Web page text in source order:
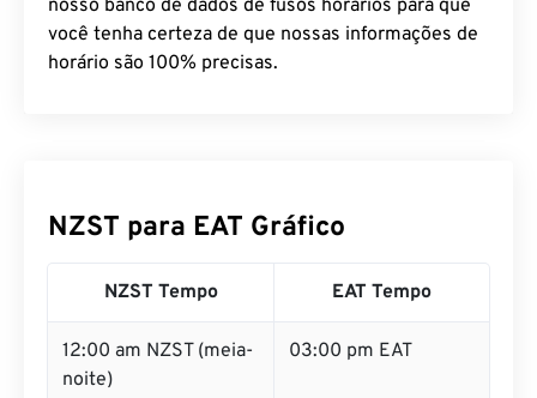
nosso banco de dados de fusos horários para que
você tenha certeza de que nossas informações de
horário são 100% precisas.
NZST para EAT Gráfico
NZST Tempo EAT Tempo
12:00 am NZST (meia-
noite)
03:00 pm EAT